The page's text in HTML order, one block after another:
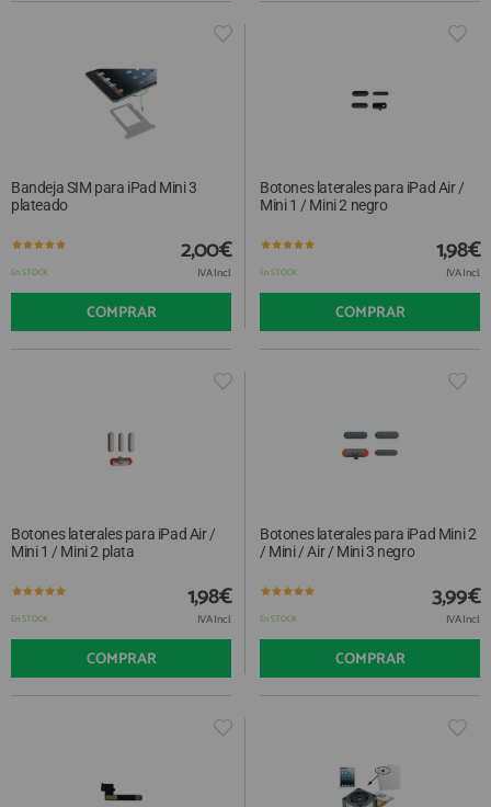
Bandeja SIM para iPad Mini 3
plateado
En STOCK
2,00€
IVA Incl.
COMPRAR
Botones laterales para iPad Air /
Mini 1 / Mini 2 negro
En STOCK
1,98€
IVA Incl.
COMPRAR
Botones laterales para iPad Air /
Mini 1 / Mini 2 plata
En STOCK
1,98€
IVA Incl.
COMPRAR
Botones laterales para iPad Mini 2
/ Mini / Air / Mini 3 negro
En STOCK
3,99€
IVA Incl.
COMPRAR